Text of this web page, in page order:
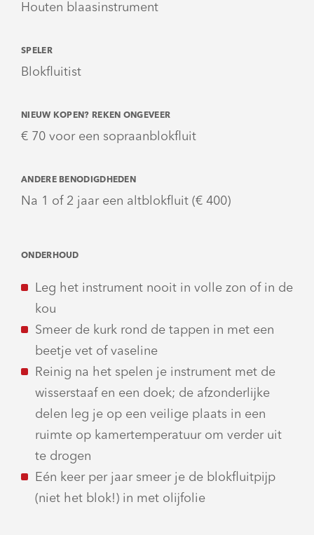
Houten blaasinstrument
SPELER
Blokfluitist
NIEUW KOPEN? REKEN ONGEVEER
€ 70 voor een sopraanblokfluit
ANDERE BENODIGDHEDEN
Na 1 of 2 jaar een altblokfluit (€ 400)
ONDERHOUD
Leg het instrument nooit in volle zon of in de
kou
Smeer de kurk rond de tappen in met een
beetje vet of vaseline
Reinig na het spelen je instrument met de
wisserstaaf en een doek; de afzonderlijke
delen leg je op een veilige plaats in een
ruimte op kamertemperatuur om verder uit
te drogen
Eén keer per jaar smeer je de blokfluitpijp
(niet het blok!) in met olijfolie